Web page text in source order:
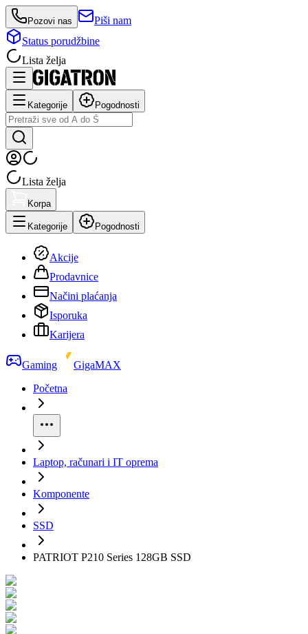
Pozovi nas
Piši nam
Status porudžbine
Lista želja
Kategorije Pogodnosti
Lista želja
Korpa
Kategorije Pogodnosti
Akcije
Prodavnice
Načini plaćanja
Isporuka
Karijera
Gaming
GigaMAX
Početna
Laptop, računari i IT oprema
Komponente
SSD
PATRIOT P210 Series 128GB SSD